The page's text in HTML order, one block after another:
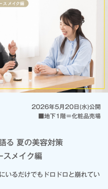
2026年5月20日(水)公開
■地下1階＝化粧品売場
る 夏の美容対策
スメイク編
るだけでもドロドロと崩れてい